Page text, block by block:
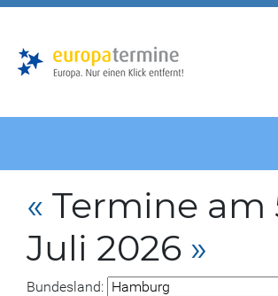
« Termine am
Juli 2026 »
Bundesland: